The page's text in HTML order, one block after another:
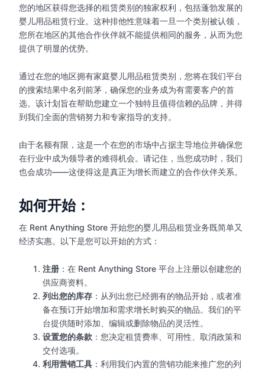
您的地区获得您选择的租赁类别的独家权利，包括蓬勃发展的
婴儿用品租赁行业。这种排他性意味着一旦一个类别被认领，
您所在地区的其他合作伙伴就不能提供相同的服务，从而为您
提供了明显的优势。
通过在您的地区拥有家庭婴儿用品租赁类别，您将在我们平台
的搜索结果中名列前茅，确保您的业务成为有需要客户的首
选。该计划旨在帮助您建立一个独特且值得信赖的品牌，并得
到我们全面的营销努力和专家指导的支持。
由于名额有限，这是一个在您的市场中占据主导地位并确保您
在行业中成为领导者的难得机会。请记住，当您成功时，我们
也会成功——这使得这是真正为增长而建立的合作伙伴关系。
如何开始：
在 Rent Anything Store 开始您的婴儿用品租赁业务既简单又
经济实惠。以下是您可以开始的方式：
注册 ：在 Rent Anything Store 平台上注册以创建您的
供应商资料。
列出您的库存 ：从列出您已经拥有的物品开始，或者准
备在预订开始增加和需求增长时购买的物品。我们的平
台提供随时添加、编辑或删除物品的灵活性。
设置您的条款 ：您决定租赁费率、可用性、取消政策和
交付选项。
利用营销工具 ：利用我们内置的营销功能来推广您的列